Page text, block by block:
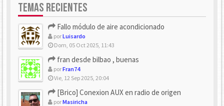
TEMAS RECIENTES
Fallo módulo de aire acondicionado
porLuisardo
Dom, 05 Oct 2025, 11:43
fran desde bilbao , buenas
porFran74
Vie, 12 Sep 2025, 20:04
[Brico] Conexion AUX en radio de origen
porMasiricha